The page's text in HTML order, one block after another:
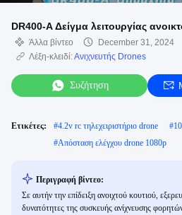
DR400-A Δείγμα λειτουργίας
Άλλα βίντεο
December 31, 2024
Λέξη-κλειδί:Ανιχνευτής Drones
Συζήτηση
Ετικέτες: #4.2v rc τηλεχειριστήριο drone #
#Απόσταση ελέγχου drone 1080p
Περιγραφή βίντεο:
Σε αυτήν την επίδειξη ανοιχτού κουτιού,
δυνατότητες της συσκευής ανίχνευσης